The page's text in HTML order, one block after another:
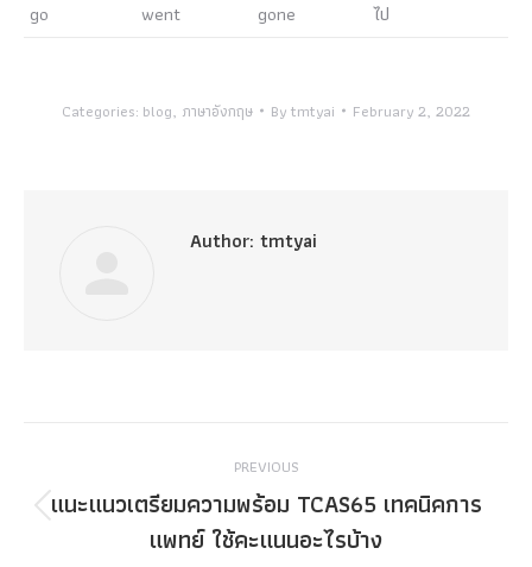
go went gone ไป
Categories: blog, ภาษาอังกฤษ Bytmtyai February 2, 2022
Author: tmtyai
navigation
PREVIOUS
Previous
post:
แนะแนวเตรียมความพร้อม TCAS65 เทคนิคการ
แพทย์ ใช้คะแนนอะไรบ้าง